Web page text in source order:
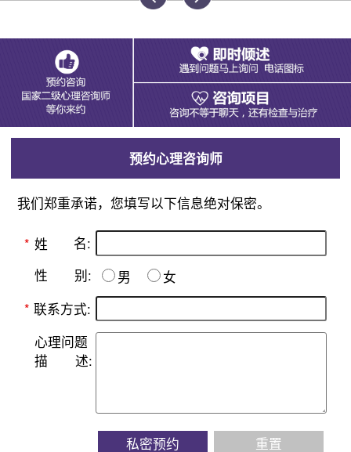
预约心理咨询师
我们郑重承诺，您填写以下信息绝对保密。
* 姓 名:
性 别: 男
女
* 联系方式:
心理问题
描
述:
私密预约 重置